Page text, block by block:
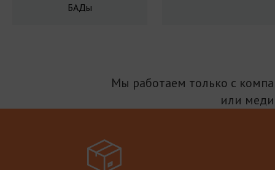
БАДы
Мы работаем только с
или